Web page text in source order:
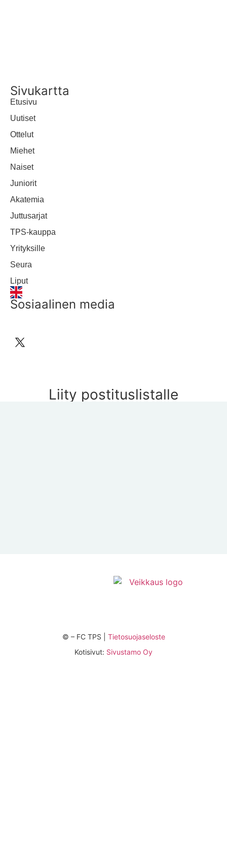
Sivukartta
Etusivu
Uutiset
Ottelut
Miehet
Naiset
Juniorit
Akatemia
Juttusarjat
TPS-kauppa
Yrityksille
Seura
Liput
Sosiaalinen media
Liity postituslistalle
© – FC TPS | Tietosuojaseloste
Kotisivut: Sivustamo Oy